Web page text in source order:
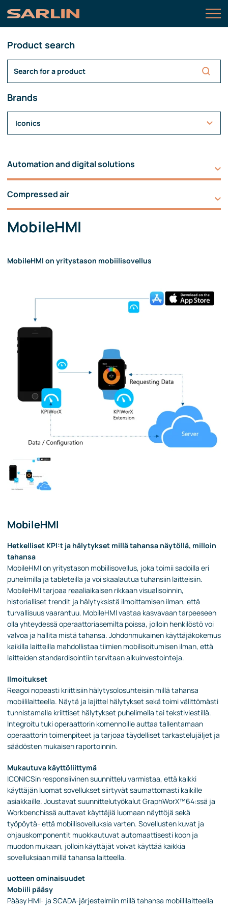
Product search
Brands
Iconics
Automation and digital solutions
Compressed air
MobileHMI
MobileHMI on yritystason mobiilisovellus
MobileHMI
Hetkelliset KPI:t ja hälytykset millä tahansa näytöllä, milloin
tahansa
MobileHMI on yritystason mobiilisovellus, joka toimii sadoilla eri
puhelimilla ja tableteilla ja voi skaalautua tuhansiin laitteisiin.
MobileHMI tarjoaa reaaliaikaisen rikkaan visualisoinnin,
historialliset trendit ja hälytyksistä ilmoittamisen ilman, että
turvallisuus vaarantuu. MobileHMI vastaa kasvavaan tarpeeseen
olla yhteydessä operaattoriasemilta poissa, jolloin henkilöstö voi
valvoa ja hallita mistä tahansa. Johdonmukainen käyttäjäkokemus
kaikilla laitteilla mahdollistaa tiimien mobilisoitumisen ilman, että
laitteiden standardisointiin tarvitaan alkuinvestointeja.
Ilmoitukset
Reagoi nopeasti kriittisiin hälytysolosuhteisiin millä tahansa
mobiililaitteella. Näytä ja lajittel hälytykset sekä toimi välittömästi
tunnistamalla kriittiset hälytykset puhelimella tai tekstiviestillä.
Integroitu tuki operaattorin komennoille auttaa tallentamaan
operaattorin toimenpiteet ja tarjoaa täydelliset tarkastelujäljet ja
säädösten mukaisen raportoinnin.
Mukautuva käyttöliittymä
ICONICSin responsiivinen suunnittelu varmistaa, että kaikki
käyttäjän luomat sovellukset siirtyvät saumattomasti kaikille
asiakkaille. Joustavat suunnittelutyökalut GraphWorX™64:ssä ja
Workbenchissä auttavat käyttäjiä luomaan näyttöjä sekä
työpöytä- että mobiilisovelluksia varten. Sovellusten kuvat ja
ohjauskomponentit muokkautuvat automaattisesti koon ja
muodon mukaan, jolloin käyttäjät voivat käyttää kaikkia
sovelluksiaan millä tahansa laitteella.
uotteen ominaisuudet
Mobiili pääsy
Pääsy HMI- ja SCADA-järjestelmiin millä tahansa mobiililaitteella